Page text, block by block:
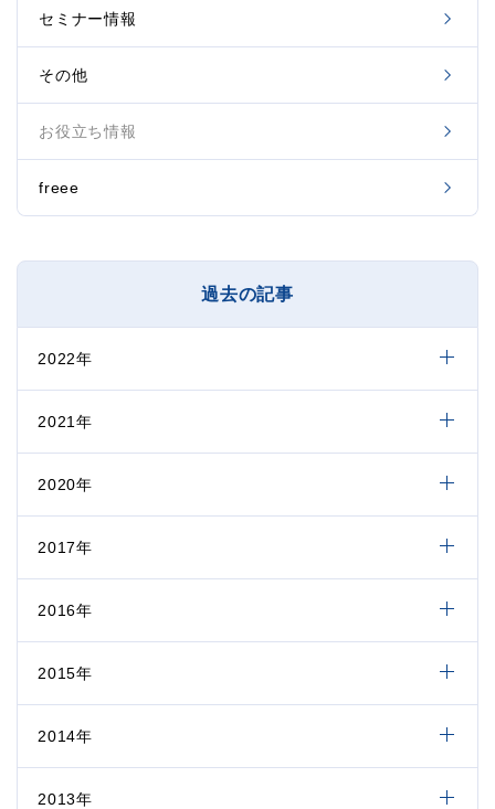
セミナー情報
その他
お役立ち情報
freee
過去の記事
2022年
2021年
2020年
2017年
2016年
2015年
2014年
2013年